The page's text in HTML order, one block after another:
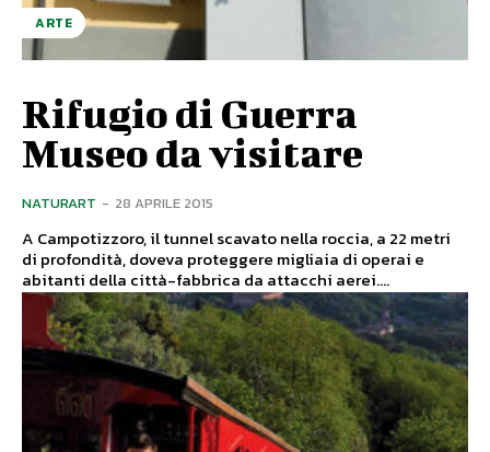
ARTE
Rifugio di Guerra
Museo da visitare
NATURART - 28 APRILE 2015
A Campotizzoro, il tunnel scavato nella roccia, a 22 metri
di profondità, doveva proteggere migliaia di operai e
abitanti della città-fabbrica da attacchi aerei....